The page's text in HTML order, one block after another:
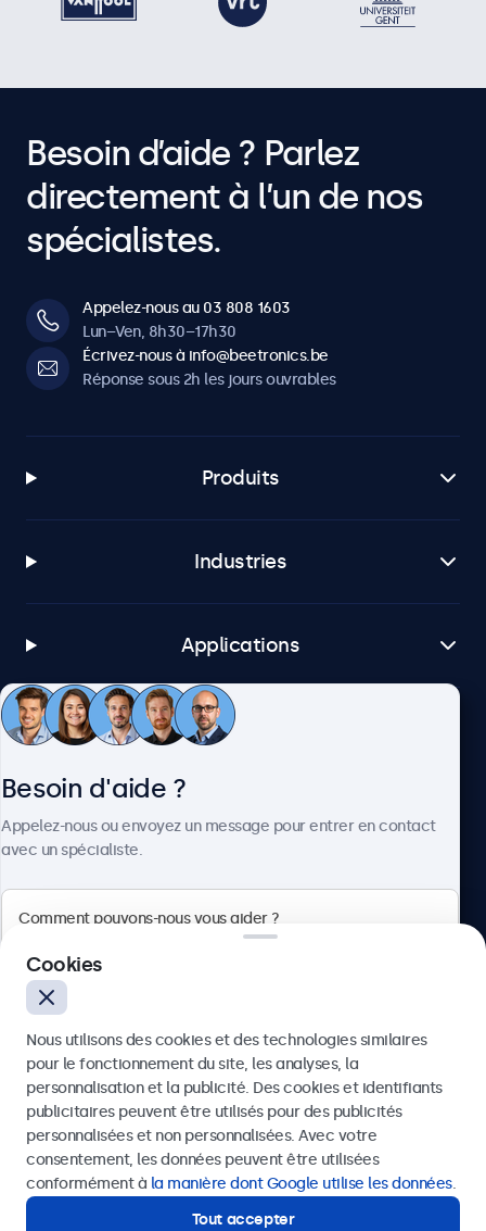
Besoin d’aide ? Parlez
directement à l’un de nos
spécialistes.
Appelez-nous au 03 808 1603
Lun–Ven, 8h30–17h30
Écrivez-nous à info@beetronics.be
Réponse sous 2h les jours ouvrables
Produits
Industries
Applications
Service client
4.8/5 noté par 5000+ entreprises
Français
Besoin d'aide ?
Appelez-nous ou envoyez un message pour entrer en contact
avec un spécialiste.
Envoyer
Ou appelez-nous au03 808 1603
Cookies
Nous utilisons des cookies et des technologies similaires
pour le fonctionnement du site, les analyses, la
personnalisation et la publicité. Des cookies et identifiants
publicitaires peuvent être utilisés pour des publicités
personnalisées et non personnalisées. Avec votre
consentement, les données peuvent être utilisées
conformément à la manière dont Google utilise les données.
Tout accepter